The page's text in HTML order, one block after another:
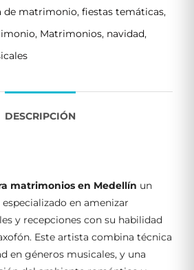
de matrimonio, fiestas temáticas,
, Matrimonios, navidad,
DESCRIPCIÓN
matrimonios en Medellín un
en amenizar
y recepciones con su habilidad
Este artista combina técnica
en géneros musicales, y una